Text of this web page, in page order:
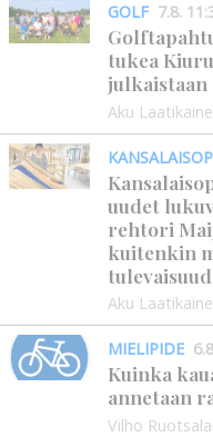
GOLF 7.8.
tukea
julkaistaan
Aku
uudet
rehtori
kuitenkin
Aku
MIELIPIDE
Kuinka
annetaan
Vilho